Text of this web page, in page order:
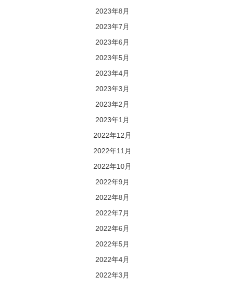
2023年8月
2023年7月
2023年6月
2023年5月
2023年4月
2023年3月
2023年2月
2023年1月
2022年12月
2022年11月
2022年10月
2022年9月
2022年8月
2022年7月
2022年6月
2022年5月
2022年4月
2022年3月